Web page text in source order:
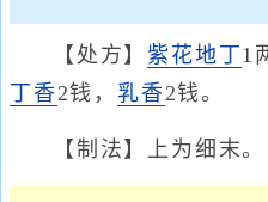
【处方】紫花地丁1
丁香2钱，乳香2钱。
【制法】上为细末。